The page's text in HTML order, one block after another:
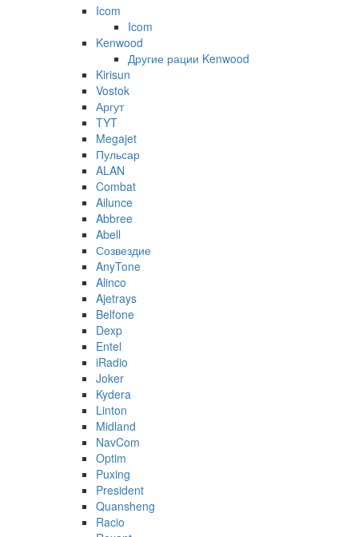
Icom
Icom
Kenwood
Другие рации Kenwood
Kirisun
Vostok
Аргут
TYT
Megajet
Пульсар
ALAN
Combat
Ailunce
Abbree
Abell
Созвездие
AnyTone
Alinco
Ajetrays
Belfone
Dexp
Entel
iRadio
Joker
Kydera
Linton
Midland
NavCom
Optim
Puxing
President
Quansheng
Racio